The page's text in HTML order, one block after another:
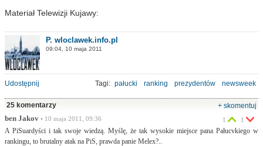
Materiał Telewizji Kujawy:
P. wloclawek.info.pl
09:04, 10 maja 2011
Udostępnij Tagi: pałucki ranking prezydentów newsweek
25 komentarzy
+ skomentuj
ben Jakov • 10 maja 2011, 09:36
A PiSuardyści i tak swoje wiedzą. Myślę, że tak wysokie miejsce pana Pałucvkiego w
rankingu, to brutalny atak na PiS, prawda panie Melex?..
1 1